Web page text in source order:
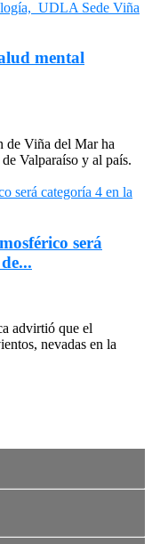
mental
de Viña del Mar ha
Valparaíso y al país.
será
advirtió que el
nevadas en la